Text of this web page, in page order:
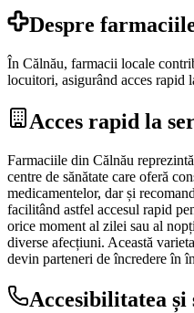
Despre
În Călnău, farmacii locale
locuitori, asigurând acces rapid
Acces rapid la
Farmaciile din Călnău
centre de sănătate care oferă
medicamentelor, dar și
facilitând astfel accesul rapid
orice moment al zilei sau al
diverse afecțiuni. Această
devin parteneri de încredere în
Accesibilitatea